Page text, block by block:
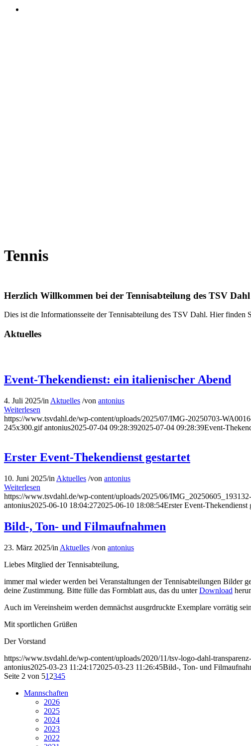
Tennis
Herzlich Willkommen bei der Tennisabteilung des TSV Dahl
Dies ist die Informationsseite der Tennisabteilung des TSV Dahl. Hier finden
Aktuelles
Event-Thekendienst: ein italienischer Abend
4. Juli 2025/in Aktuelles /von antonius
Weiterlesen
https://www.tsvdahl.de/wp-content/uploads/2025/07/IMG-20250703-
245x300.gif antonius2025-07-04 09:28:392025-07-04 09:28:39Event-
Erster Event-Thekendienst gestartet
10. Juni 2025/in Aktuelles /von antonius
Weiterlesen
https://www.tsvdahl.de/wp-content/uploads/2025/06/
antonius2025-06-10 18:04:272025-06-10 18:08:54Erster Event-Thekendienst
Bild-, Ton- und Filmaufnahmen
23. März 2025/in Aktuelles /von antonius
Liebes Mitglied der Tennisabteilung,
immer mal wieder werden bei Veranstaltungen der Tennisabteilungen Bilder
deine Zustimmung. Bitte fülle das Formblatt aus, das du unterDownload
Auch im Vereinsheim werden demnächst ausgrdruckte Exemplare vorrätig
Mit sportlichen Grüßen
Der Vorstand
https://www.tsvdahl.de/wp-content/uploads/2020/11/tsv-logo-dahl-
antonius2025-03-23 11:24:172025-03-23 11:26:45Bild-, Ton- und
Seite 2 von 51 2345
Mannschaften
2026
2025
2024
2023
2022